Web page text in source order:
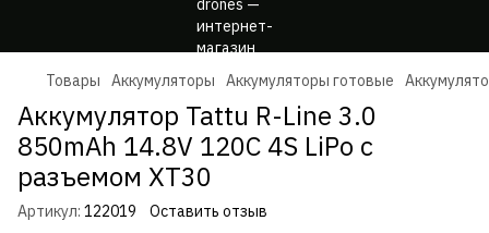
Товары Аккумуляторы Аккумуляторы готовые
Аккумулятор Tattu R-Line 3.0
850mAh 14.8V 120C 4S LiPo с
разъемом XT30
Артикул: 122019 Оставить отзыв